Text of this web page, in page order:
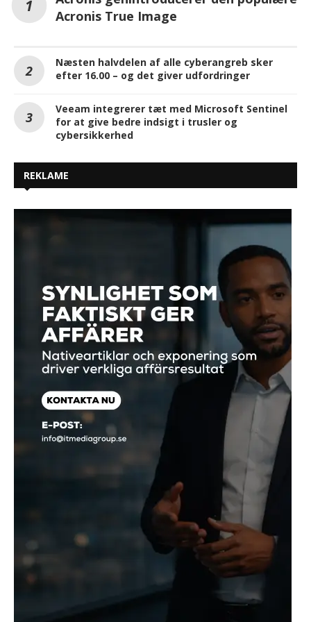
Acronis True Image
Næsten halvdelen af alle cyberangreb sker
efter 16.00 – og det giver udfordringer
Veeam integrerer tæt med Microsoft Sentinel
for at give bedre indsigt i trusler og
cybersikkerhed
REKLAME